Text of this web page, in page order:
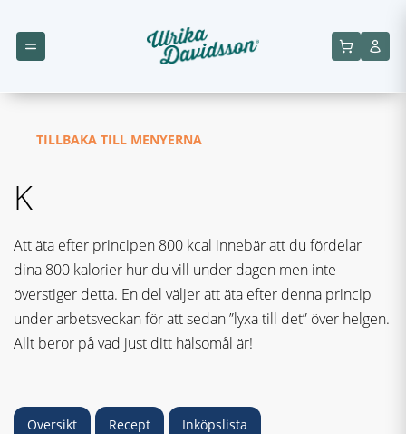
TILLBAKA TILL MENYERNA
K
Att äta efter principen 800 kcal innebär att du fördelar
dina 800 kalorier hur du vill under dagen men inte
överstiger detta. En del väljer att äta efter denna princip
under arbetsveckan för att sedan ”lyxa till det” över helgen.
Allt beror på vad just ditt hälsomål är!
Översikt Recept Inköpslista